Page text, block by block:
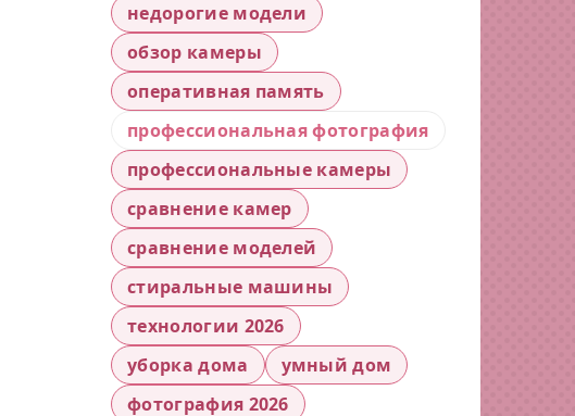
недорогие модели
обзор камеры
оперативная память
профессиональная фотография
профессиональные камеры
сравнение камер
сравнение моделей
стиральные машины
технологии 2026
уборка дома
умный дом
фотография 2026